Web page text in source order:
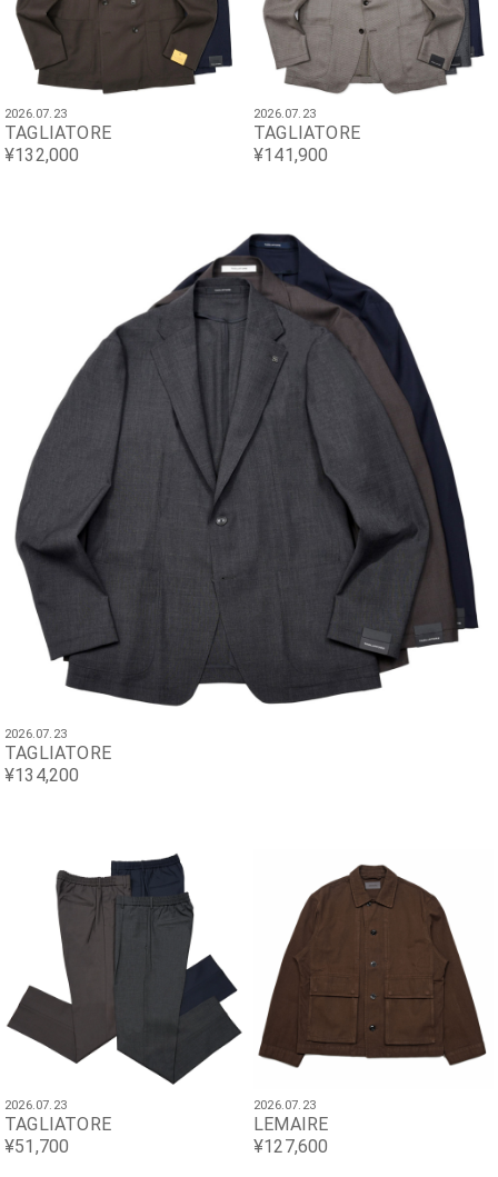
2026.07.23
TAGLIATORE
¥132,000
2026.07.23
TAGLIATORE
¥141,900
2026.07.23
TAGLIATORE
¥134,200
2026.07.23
TAGLIATORE
¥51,700
2026.07.23
LEMAIRE
¥127,600